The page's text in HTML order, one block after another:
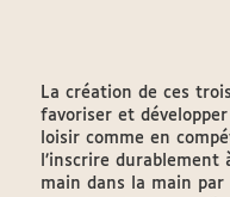
La création de ces
favoriser et
loisir comme en
l’inscrire durablement
main dans la main